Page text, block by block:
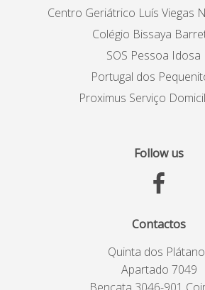
Centro Geriátrico Luís Viegas
Colégio Bissaya
SOS Pessoa Idosa
Portugal dos
Proximus Serviço
Follow us
Contactos
Quinta dos
Apartado 7049